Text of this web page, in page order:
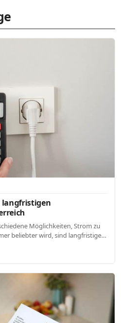
langfristigen
Möglichkeiten, Strom zu
beliebter wird, sind langfristige…